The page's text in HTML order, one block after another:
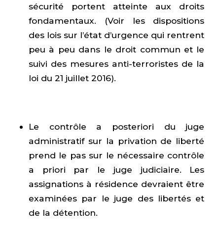
sécurité portent atteinte aux droits
fondamentaux. (Voir les dispositions
des lois sur l’état d’urgence qui rentrent
peu à peu dans le droit commun et le
suivi des mesures anti-terroristes de la
loi du 21 juillet 2016).
Le contrôle a posteriori du juge
administratif sur la privation de liberté
prend le pas sur le nécessaire contrôle
a priori par le juge judiciaire. Les
assignations à résidence devraient être
examinées par le juge des libertés et
de la détention.